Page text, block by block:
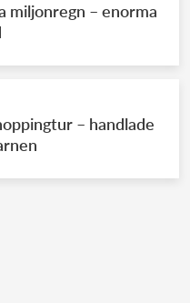
miljonregn – enorma
– handlade